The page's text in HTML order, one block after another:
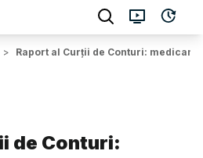
> Raport al Curții de Conturi:
de Conturi: